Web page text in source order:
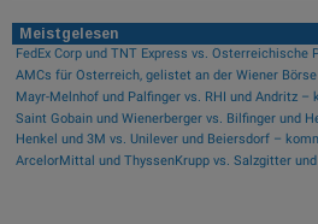
Meistgelesen
AMCs für Österreich, gelistet an der Wiener Börse